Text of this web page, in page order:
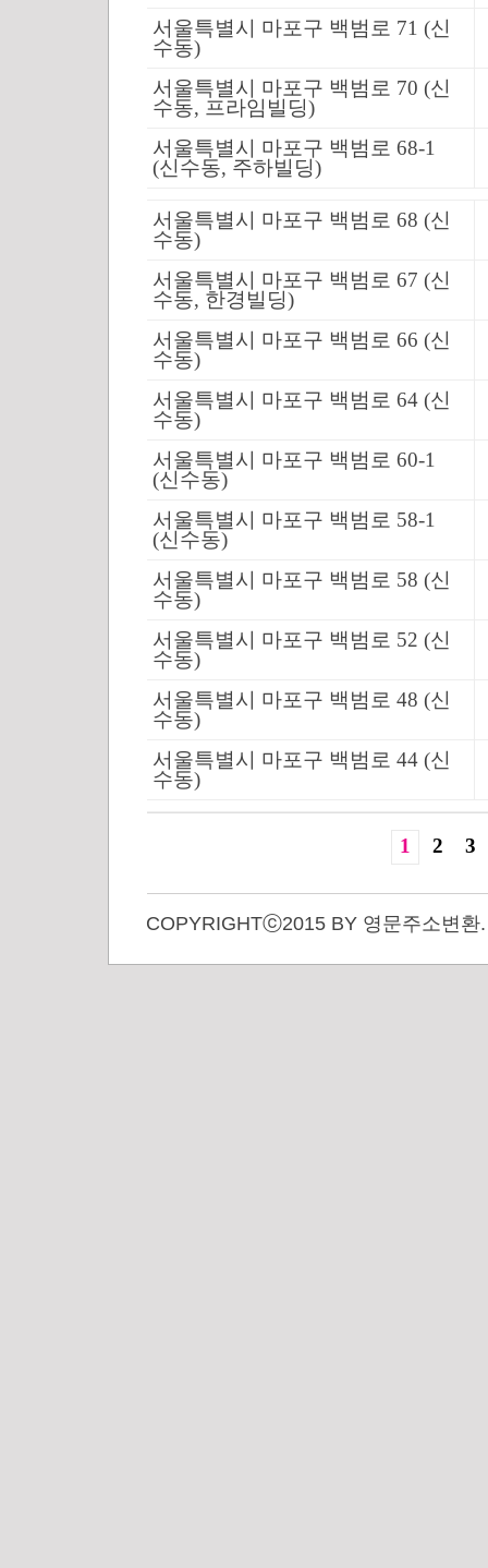
서울특별시 마포구 백범로 71 (신
수동)
서울특별시 마포구 백범로 70 (신
수동, 프라임빌딩)
서울특별시 마포구 백범로 68-1
(신수동, 주하빌딩)
서울특별시 마포구 백범로 68 (신
수동)
서울특별시 마포구 백범로 67 (신
수동, 한경빌딩)
서울특별시 마포구 백범로 66 (신
수동)
서울특별시 마포구 백범로 64 (신
수동)
서울특별시 마포구 백범로 60-1
(신수동)
서울특별시 마포구 백범로 58-1
(신수동)
서울특별시 마포구 백범로 58 (신
수동)
서울특별시 마포구 백범로 52 (신
수동)
서울특별시 마포구 백범로 48 (신
수동)
서울특별시 마포구 백범로 44 (신
수동)
1 2 3
COPYRIGHTⓒ2015 BY 영문주소변환